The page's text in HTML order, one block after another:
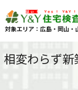
対象エリア：広島・岡山・
相変わらず